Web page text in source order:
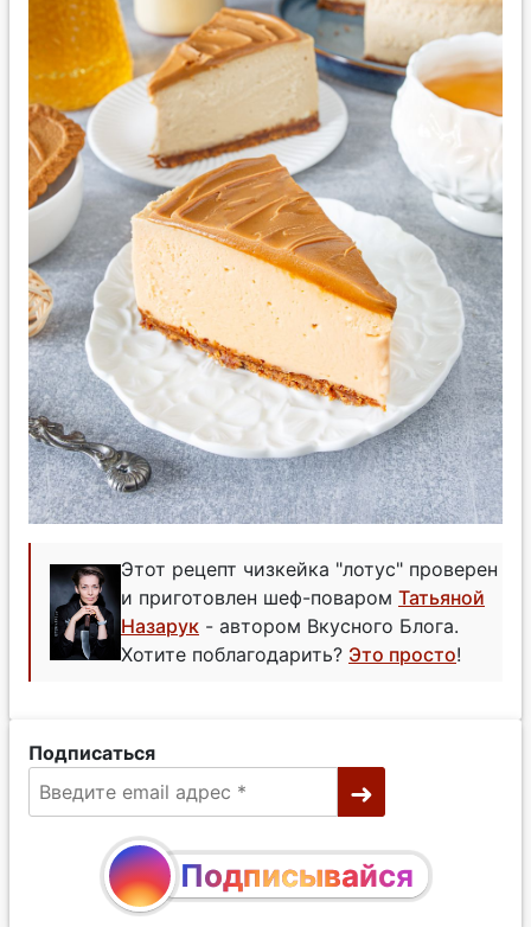
Этот рецепт чизкейка "лотус" проверен
и приготовлен шеф-поваром Татьяной
Назарук - автором Вкусного Блога.
Хотите поблагодарить? Это просто!
Подписаться
Подписывайся